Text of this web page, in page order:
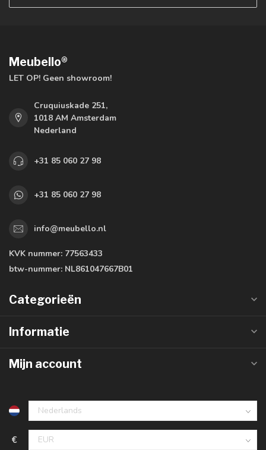
Meubello®
LET OP! Geen showroom!
Cruquiuskade 251,
1018 AM Amsterdam
Nederland
+31 85 060 27 98
+31 85 060 27 98
info@meubello.nl
KVK nummer: 77563433
btw-nummer: NL861047667B01
Categorieën
Informatie
Mijn account
€